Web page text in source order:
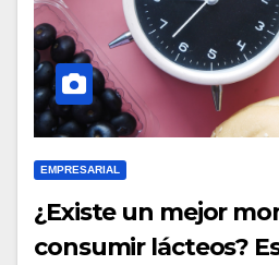
EMPRESARIAL
¿Existe un mejor
consumir lácteos?